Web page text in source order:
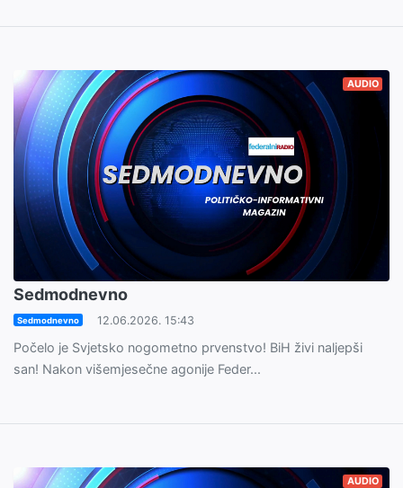
AUDIO
Sedmodnevno
Sedmodnevno 12.06.2026. 15:43
Počelo je Svjetsko nogometno prvenstvo! BiH živi naljepši
san! Nakon višemjesečne agonije Feder...
AUDIO